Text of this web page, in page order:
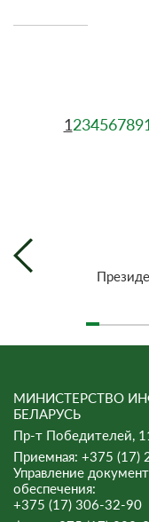
123456789
МИНИСТЕРСТВО
БЕЛАРУСЬ
Пр-т Победителей,
Приемная: +375 (17)
Управление
обеспечения:
+375 (17) 306-32-90